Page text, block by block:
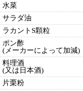
水菜
サラダ油
ラカントS顆粒
ポン酢
(メーカーによって加減)
料理酒
(又は日本酒)
片栗粉